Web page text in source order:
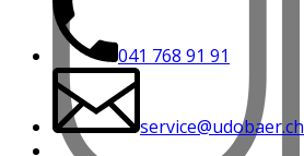
041 768 91 91
service@udobaer.ch